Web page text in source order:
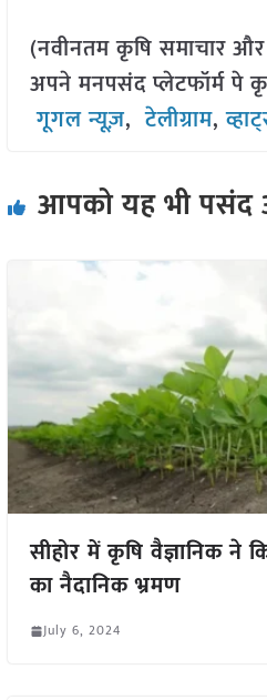
(नवीनतम कृषि समाचार
अपने मनपसंद प्लेटफॉर्म
गूगल न्यूज़,टेलीग्राम,
आपको यह भी
सीहोर में कृषि वैज्ञानिक ने
का नैदानिक भ्रमण
July 6, 2024